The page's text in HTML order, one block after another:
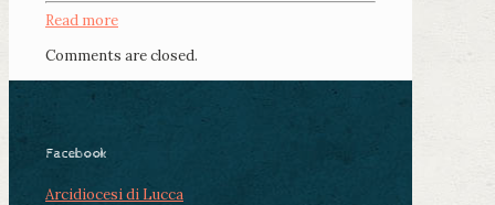
Read more
Comments are closed.
Facebook
Arcidiocesi di Lucca